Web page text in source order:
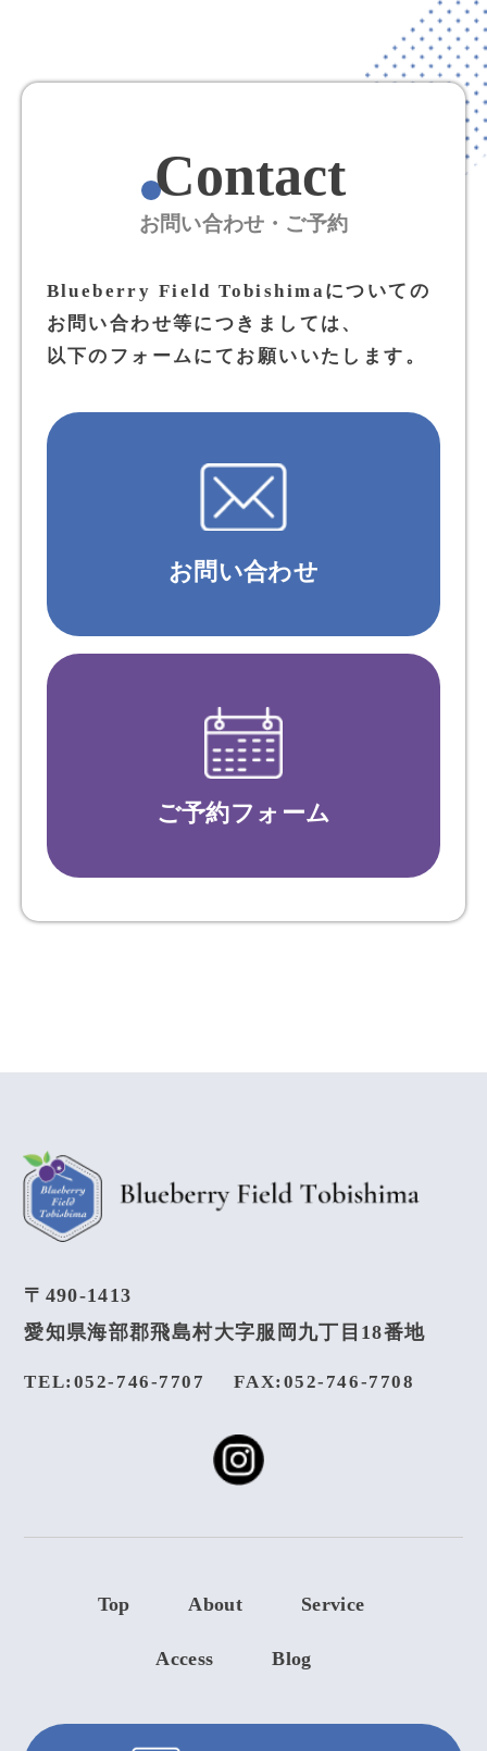
Contact
お問い合わせ・ご予約
Blueberry Field Tobishimaについての
お問い合わせ等につきましては、
以下のフォームにてお願いいたします。
お問い合わせ
ご予約フォーム
〒490-1413
愛知県海部郡飛島村大字服岡九丁目18番地
TEL:052-746-7707 FAX:052-746-7708
Top About Service
Access Blog